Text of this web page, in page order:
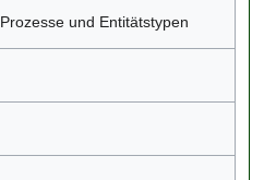
und Entitätstypen